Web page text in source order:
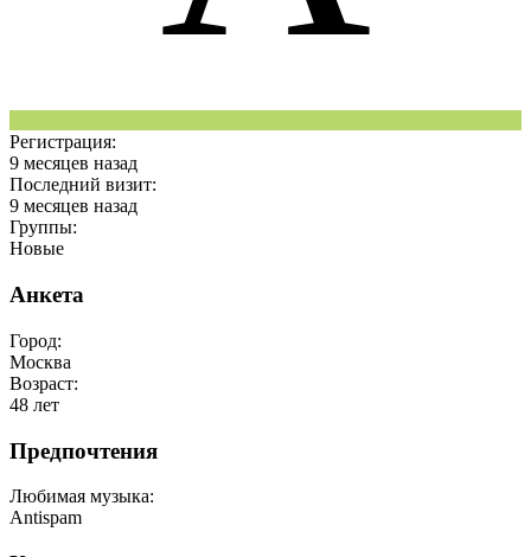
Регистрация:
9 месяцев назад
Последний визит:
9 месяцев назад
Группы:
Новые
Анкета
Город:
Москва
Возраст:
48 лет
Предпочтения
Любимая музыка:
Antispam